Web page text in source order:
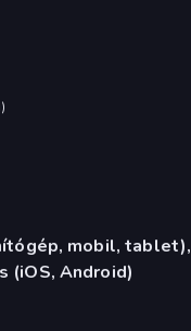
)
mobil, tablet),
(iOS, Android)